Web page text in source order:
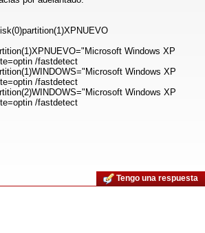
Windows XP
/fastdetect
Windows XP
/fastdetect
Windows XP
/fastdetect
Tengo una respuesta